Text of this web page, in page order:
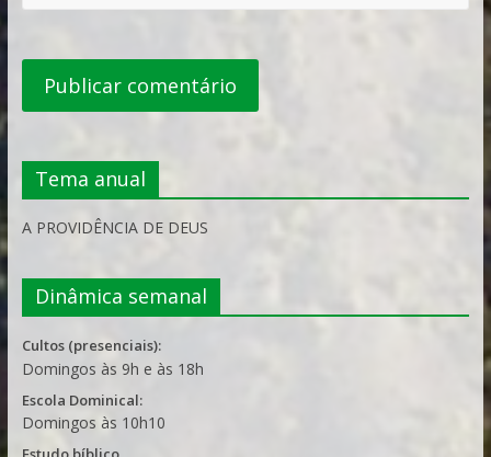
Tema anual
A PROVIDÊNCIA DE DEUS
Dinâmica semanal
Cultos (presenciais):
Domingos às 9h e às 18h
Escola Dominical:
Domingos às 10h10